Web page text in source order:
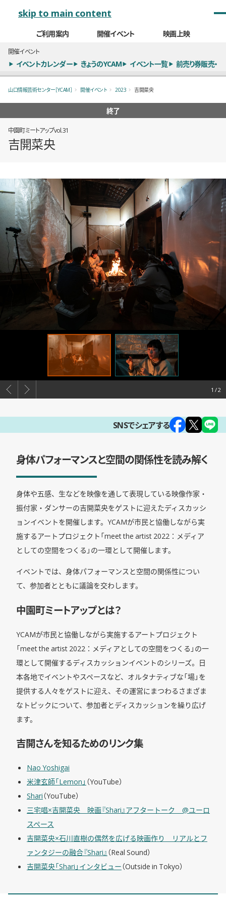
skip to main content
ご利用案内 開催イベント 映画上映
開催イベント
イベントカレンダー きょうのYCAM イベント一覧 前売り券販売・
山口情報芸術センター［YCAM］ 開催イベント 2023 吉開菜央
終了
中園町ミートアップvol.31
吉開菜央
概要
全2枚のうち、1枚目のスライド
1
SNSでシェアする
身体パフォーマンスと空間の関係性を読み解く
身体や五感、生などを映像を通して表現している映像作家・
振付家・ダンサーの吉開菜央をゲストに迎えたディスカッシ
ョンイベントを開催します。YCAMが市民と協働しながら実
施するアートプロジェクト「meet the artist 2022：メディア
としての空間をつくる」の一環として開催します。
イベントでは、身体パフォーマンスと空間の関係性につい
て、参加者とともに議論を交わします。
中園町ミートアップとは？
YCAMが市民と協働しながら実施するアートプロジェクト
「meet the artist 2022：メディアとしての空間をつくる」の一
環として開催するディスカッションイベントのシリーズ。日
本各地でイベントやスペースなど、オルタナティブな「場」を
提供する人々をゲストに迎え、その運営にまつわるさまざま
なトピックについて、参加者とディスカッションを繰り広げ
ます。
吉開さんを知るためのリンク集
Nao Yoshigai
米津玄師「Lemon」 （YouTube）
Shari（YouTube）
三宅唱×吉開菜央 映画『Shari』アフタートーク @ユーロ
スペース
吉開菜央×石川直樹の偶然を広げる映画作り リアルとフ
ァンタジーの融合『Shari』 （Real Sound）
吉開菜央「Shari」インタビュー（Outside in Tokyo）